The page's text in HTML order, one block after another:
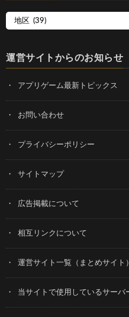
運営サイトからのお知らせ
アプリゲーム最新トピックス
お問い合わせ
プライバシーポリシー
サイトマップ
広告掲載について
相互リンクについて
運営サイト一覧（まとめサイト）
当サイトで使用しているサーバ